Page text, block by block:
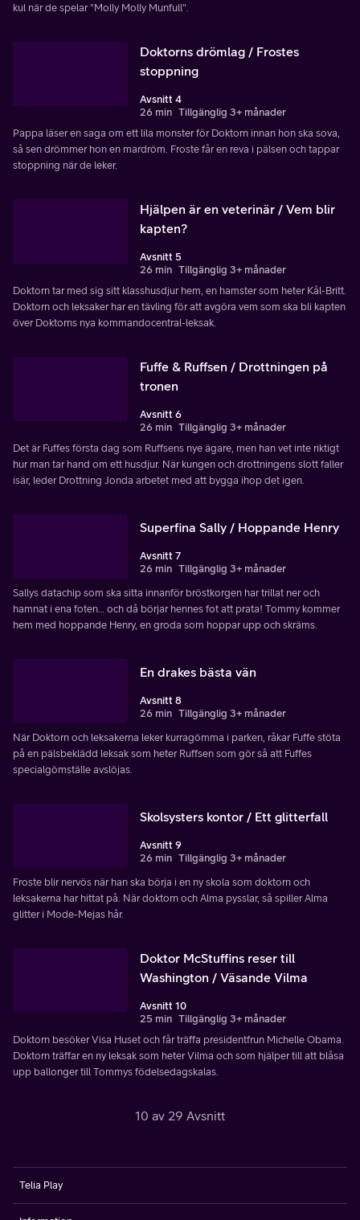
kul när de spelar "Molly Molly Munfull".
Doktorns drömlag / Frostes
stoppning
Avsnitt 4
26 min Tillgänglig 3+ månader
Pappa läser en saga om ett lila monster för Doktorn innan hon ska sova,
så sen drömmer hon en mardröm. Froste får en reva i pälsen och tappar
stoppning när de leker.
Hjälpen är en veterinär / Vem blir
kapten?
Avsnitt 5
26 min Tillgänglig 3+ månader
Doktorn tar med sig sitt klasshusdjur hem, en hamster som heter Kål-Britt.
Doktorn och leksaker har en tävling för att avgöra vem som ska bli kapten
över Doktorns nya kommandocentral-leksak.
Fuffe & Ruffsen / Drottningen på
tronen
Avsnitt 6
26 min Tillgänglig 3+ månader
Det är Fuffes första dag som Ruffsens nye ägare, men han vet inte riktigt
hur man tar hand om ett husdjur. När kungen och drottningens slott faller
isär, leder Drottning Jonda arbetet med att bygga ihop det igen.
Superfina Sally / Hoppande Henry
Avsnitt 7
26 min Tillgänglig 3+ månader
Sallys datachip som ska sitta innanför bröstkorgen har trillat ner och
hamnat i ena foten… och då börjar hennes fot att prata! Tommy kommer
hem med hoppande Henry, en groda som hoppar upp och skräms.
En drakes bästa vän
Avsnitt 8
26 min Tillgänglig 3+ månader
När Doktorn och leksakerna leker kurragömma i parken, råkar Fuffe stöta
på en pälsbeklädd leksak som heter Ruffsen som gör så att Fuffes
specialgömställe avslöjas.
Skolsysters kontor / Ett glitterfall
Avsnitt 9
26 min Tillgänglig 3+ månader
Froste blir nervös när han ska börja i en ny skola som doktorn och
leksakerna har hittat på. När doktorn och Alma pysslar, så spiller Alma
glitter i Mode-Mejas hår.
Doktor McStuffins reser till
Washington / Väsande Vilma
Avsnitt 10
25 min Tillgänglig 3+ månader
Doktorn besöker Visa Huset och får träffa presidentfrun Michelle Obama.
Doktorn träffar en ny leksak som heter Vilma och som hjälper till att blåsa
upp ballonger till Tommys födelsedagskalas.
10 av 29 Avsnitt
Telia Play